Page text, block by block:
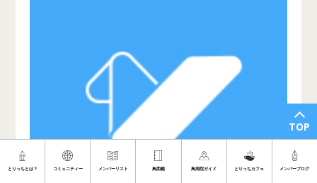
TOP
とりっちとは？ コミュニティー メンバーリスト 鳥図鑑 鳥病院ガイド とりっちカフェ メンバーブログ